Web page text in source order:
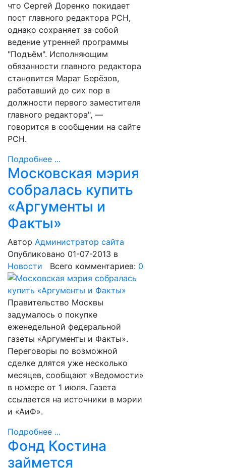
что Сергей Доренко покидает
пост главного редактора РСН,
однако сохраняет за собой
ведение утренней программы
"Подъём". Исполняющим
обязанности главного редактора
становится Марат Берёзов,
работавший до сих пор в
должности первого заместителя
главного редактора", —
говорится в сообщении на сайте
РСН.
Подробнее ...
Московская мэрия
собралась купить
«Аргументы и
Факты»
Автор Администратор сайта
Опубликовано 01-07-2013 в
Новости Всего комментариев: 0
Правительство Москвы
задумалось о покупке
еженедельной федеральной
газеты «Аргументы и Факты».
Переговоры по возможной
сделке длятся уже несколько
месяцев, сообщают «Ведомости»
в номере от 1 июля. Газета
ссылается на источники в мэрии
и «АиФ».
Подробнее ...
Фонд Костина
займется